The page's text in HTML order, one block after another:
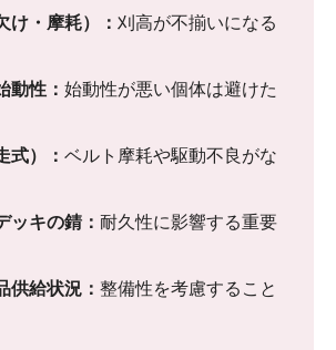
け・摩耗）： 刈高が不揃いになる
動性： 始動性が悪い個体は避けた
式）： ベルト摩耗や駆動不良がな
ッキの錆： 耐久性に影響する重要
供給状況： 整備性を考慮すること